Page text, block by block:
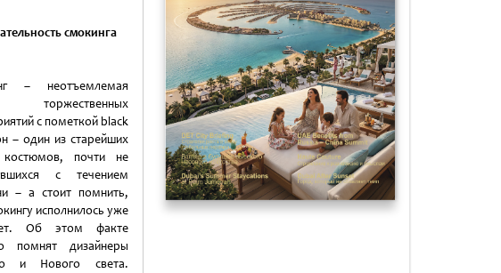
смокинга
– неотъемлемая
торжественных
с пометкой black
– один из старейших
почти не
с течением
– а стоит помнить,
исполнилось уже
Об этом факте
помнят дизайнеры
и Нового света.